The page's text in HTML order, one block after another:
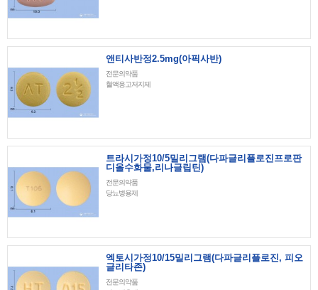
앤티사반정2.5mg(아픽사반)
전문의약품
혈액응고저지제
트라시가정10/5밀리그램(다파글리플로진프로판
디올수화물,리나글립틴)
전문의약품
당뇨병용제
엑토시가정10/15밀리그램(다파글리플로진, 피오
글리타존)
전문의약품